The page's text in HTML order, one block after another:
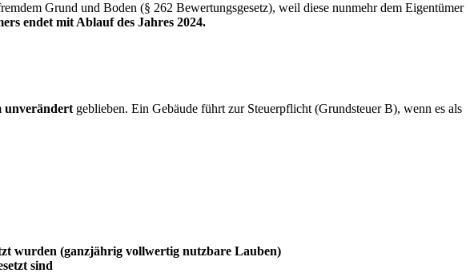
Grund und Boden (§ 262 Bewertungsgesetz), weil diese nunmehr dem Eigentümer
endet mit Ablauf des Jahres 2024.
unverändert geblieben. Ein Gebäude führt zur Steuerpflicht (Grundsteuer B), wenn es als
wurden (ganzjährig vollwertig nutzbare Lauben)
sind